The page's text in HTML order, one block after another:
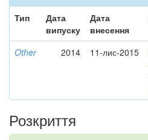
Тип
Дата
випуску
Дата
внесення
Other 2014 11-лис-2015
Розкриття